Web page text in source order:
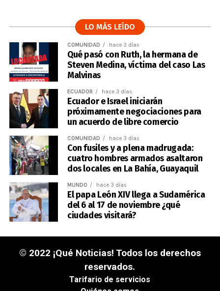
LO MÁS LEÍDO
COMUNIDAD hace 3 días
Qué pasó con Ruth, la hermana de
Steven Medina, víctima del caso Las
Malvinas
ECUADOR hace 3 días
Ecuador e Israel iniciarán
próximamente negociaciones para
un acuerdo de libre comercio
COMUNIDAD hace 3 días
Con fusiles y a plena madrugada:
cuatro hombres armados asaltaron
dos locales en La Bahía, Guayaquil
MUNDO hace 3 días
El papa León XIV llega a Sudamérica
del 6 al 17 de noviembre ¿qué
ciudades visitará?
© 2022 ¡Qué Noticias! Todos los derechos
reservados.
Tarifario de servicios